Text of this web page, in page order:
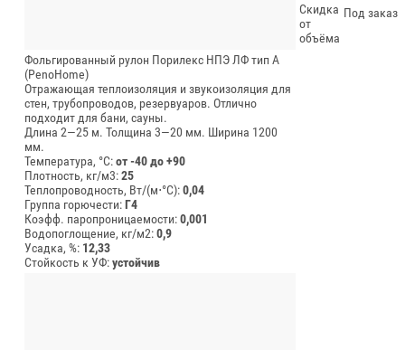
Фольгированный рулон Порилекс НПЭ ЛФ тип А
(PenoHome)
Отражающая теплоизоляция и звукоизоляция для
стен, трубопроводов, резервуаров. Отлично
подходит для бани, сауны.
Длина 2—25 м. Толщина 3—20 мм. Ширина 1200
мм.
Температура, °C:от -40 до +90
Плотность, кг/м3:25
Теплопроводность, Вт/(м⋅°С):0,04
Группа горючести:Г4
Коэфф. паропроницаемости:0,001
Водопоглощение, кг/м2:0,9
Усадка, %: 12,33
Стойкость к УФ:устойчив
Скидка
от
объёма
Под заказ